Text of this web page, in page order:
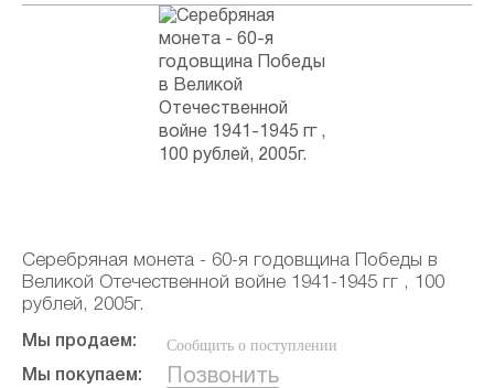
Серебряная монета - 60-я годовщина Победы в
Великой Отечественной войне 1941-1945 гг , 100
рублей, 2005г.
Мы продаем: Сообщить о поступлении
Мы покупаем: Позвонить